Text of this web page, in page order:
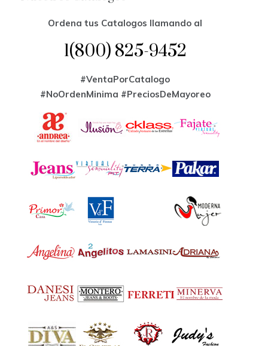
Ordena tus Catalogos llamando al
1(800) 825-9452
#VentaPorCatalogo
#NoOrdenMinima #PreciosDeMayoreo